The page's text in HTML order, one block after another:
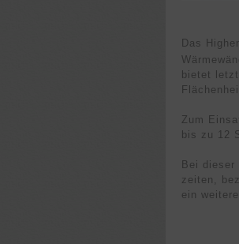
Das
bietet
Zum
bis zu 12
Bei
zeiten,
ein